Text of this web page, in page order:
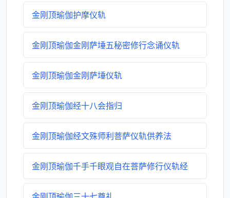
金刚顶瑜伽护摩仪轨
金刚顶瑜伽金刚萨埵五秘密修行念诵仪轨
金刚顶瑜伽金刚萨埵仪轨
金刚顶瑜伽经十八会指归
金刚顶瑜伽经文殊师利菩萨仪轨供养法
金刚顶瑜伽千手千眼观自在菩萨修行仪轨经